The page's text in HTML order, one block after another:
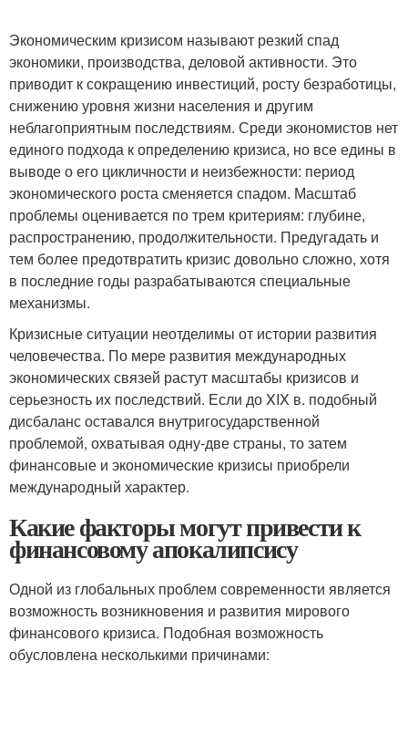
Экономическим кризисом называют резкий спад
экономики, производства, деловой активности. Это
приводит к сокращению инвестиций, росту безработицы,
снижению уровня жизни населения и другим
неблагоприятным последствиям. Среди экономистов нет
единого подхода к определению кризиса, но все едины в
выводе о его цикличности и неизбежности: период
экономического роста сменяется спадом. Масштаб
проблемы оценивается по трем критериям: глубине,
распространению, продолжительности. Предугадать и
тем более предотвратить кризис довольно сложно, хотя
в последние годы разрабатываются специальные
механизмы.
Кризисные ситуации неотделимы от истории развития
человечества. По мере развития международных
экономических связей растут масштабы кризисов и
серьезность их последствий. Если до XIX в. подобный
дисбаланс оставался внутригосударственной
проблемой, охватывая одну-две страны, то затем
финансовые и экономические кризисы приобрели
международный характер.
Какие факторы могут привести к
финансовому апокалипсису
Одной из глобальных проблем современности является
возможность возникновения и развития мирового
финансового кризиса. Подобная возможность
обусловлена несколькими причинами: